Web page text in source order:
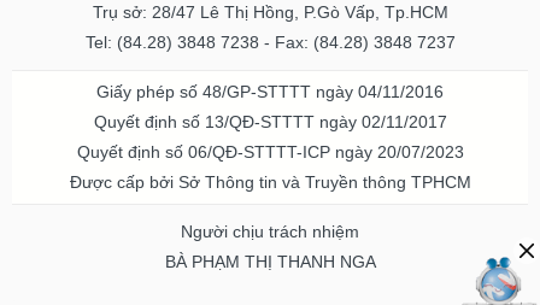
Trụ sở: 28/47 Lê Thị Hồng, P.Gò Vấp, Tp.HCM
Tel: (84.28) 3848 7238 - Fax: (84.28) 3848 7237
Giấy phép số 48/GP-STTTT ngày 04/11/2016
Quyết định số 13/QĐ-STTTT ngày 02/11/2017
Quyết định số 06/QĐ-STTTT-ICP ngày 20/07/2023
Được cấp bởi Sở Thông tin và Truyền thông TPHCM
Người chịu trách nhiệm
BÀ PHẠM THỊ THANH NGA